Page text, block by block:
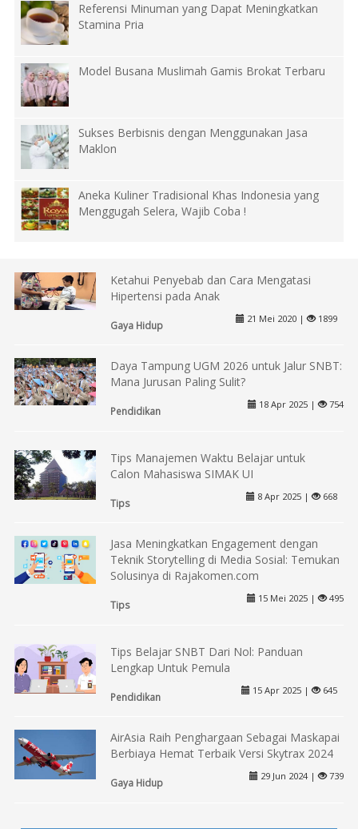
Referensi Minuman yang Dapat Meningkatkan
Stamina Pria
Model Busana Muslimah Gamis Brokat Terbaru
Sukses Berbisnis dengan Menggunakan Jasa
Maklon
Aneka Kuliner Tradisional Khas Indonesia yang
Menggugah Selera, Wajib Coba !
Ketahui Penyebab dan Cara Mengatasi
Hipertensi pada Anak
Gaya Hidup
21 Mei 2020 | 1899
Daya Tampung UGM 2026 untuk Jalur SNBT:
Mana Jurusan Paling Sulit?
Pendidikan
18 Apr 2025 | 754
Tips Manajemen Waktu Belajar untuk
Calon Mahasiswa SIMAK UI
Tips
8 Apr 2025 | 668
Jasa Meningkatkan Engagement dengan
Teknik Storytelling di Media Sosial: Temukan
Solusinya di Rajakomen.com
Tips
15 Mei 2025 | 495
Tips Belajar SNBT Dari Nol: Panduan
Lengkap Untuk Pemula
Pendidikan
15 Apr 2025 | 645
AirAsia Raih Penghargaan Sebagai Maskapai
Berbiaya Hemat Terbaik Versi Skytrax 2024
Gaya Hidup
29 Jun 2024 | 739